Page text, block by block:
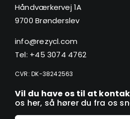
Håndværkervej 1A
9700 Brønderslev
info@rezycl.com
Tel: +45 3074 4762
CVR: DK-38242563
Vil du have os til at
os her, så hører du fra os